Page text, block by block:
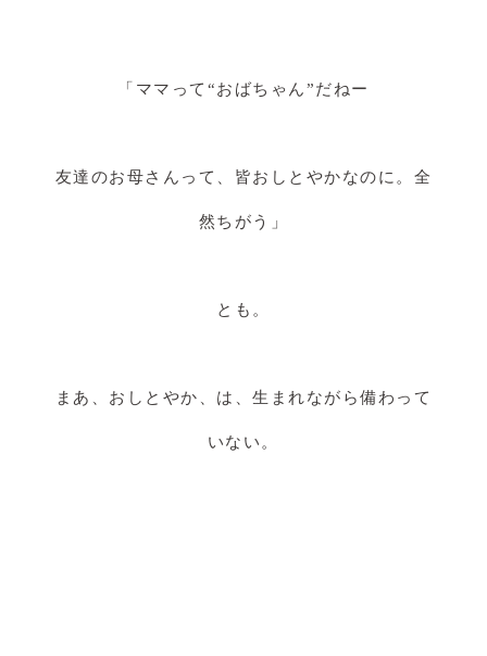
「ママって“おばちゃん”だねー
友達のお母さんって、皆おしとやかなのに。全
然ちがう」
とも。
まあ、おしとやか、は、生まれながら備わって
いない。